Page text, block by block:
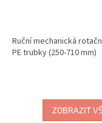
Ruční mechanická
PE trubky (250-710 mm)
ZOBRAZIT